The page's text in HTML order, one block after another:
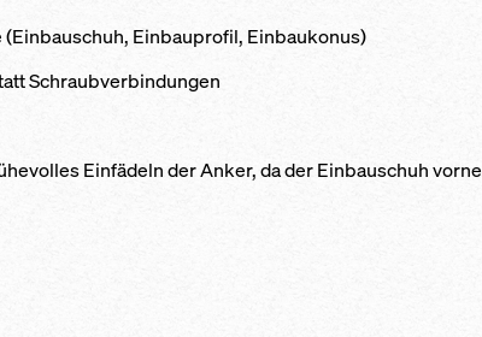
Einbauprofil, Einbaukonus)
Schraubverbindungen
Einfädeln der Anker, da der Einbauschuh vorne